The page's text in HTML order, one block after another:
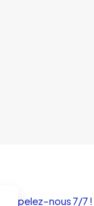
Appelez-nous 7/7 !